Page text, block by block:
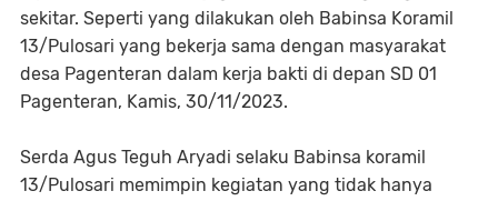
sekitar. Seperti yang dilakukan oleh Babinsa Koramil
13/Pulosari yang bekerja sama dengan masyarakat
desa Pagenteran dalam kerja bakti di depan SD 01
Pagenteran, Kamis, 30/11/2023.
Serda Agus Teguh Aryadi selaku Babinsa koramil
13/Pulosari memimpin kegiatan yang tidak hanya